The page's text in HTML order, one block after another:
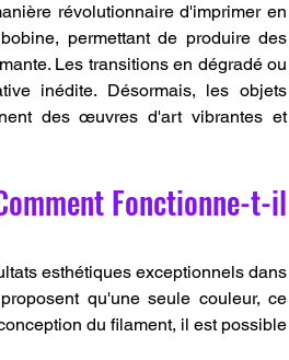
révolutionnaire d'imprimer en
permettant de produire des
Les transitions en dégradé ou
inédite. Désormais, les objets
des œuvres d'art vibrantes et
Fonctionne-t-il
esthétiques exceptionnels dans
qu'une seule couleur, ce
du filament, il est possible